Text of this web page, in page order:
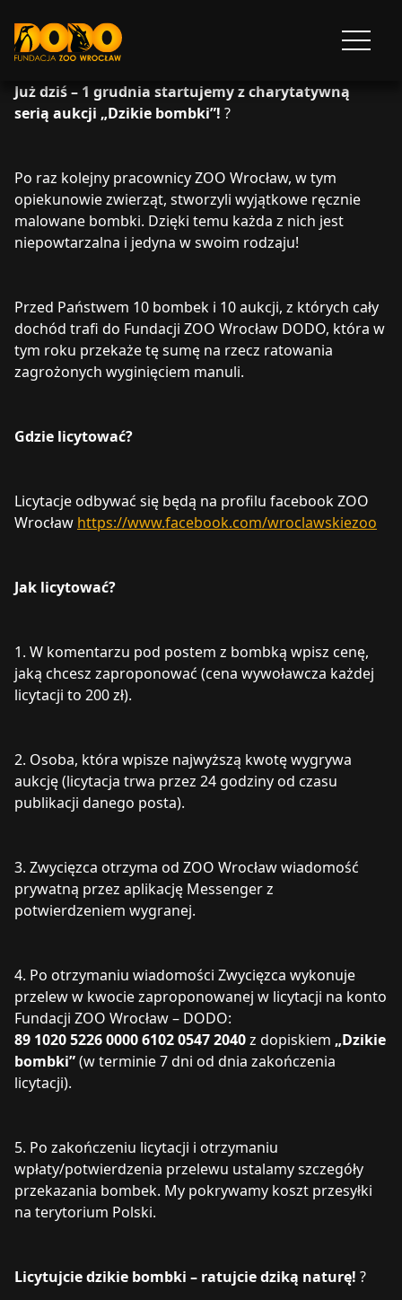
Otwórz
Już dziś – 1 grudnia startujemy z charytatywną
serią aukcji „Dzikie bombki”! ?
Po raz kolejny pracownicy ZOO Wrocław, w tym
opiekunowie zwierząt, stworzyli wyjątkowe ręcznie
malowane bombki. Dzięki temu każda z nich jest
niepowtarzalna i jedyna w swoim rodzaju!
Przed Państwem 10 bombek i 10 aukcji, z których cały
dochód trafi do Fundacji ZOO Wrocław DODO, która w
tym roku przekaże tę sumę na rzecz ratowania
zagrożonych wyginięciem manuli.
Gdzie licytować?
Licytacje odbywać się będą na profilu facebook ZOO
Wrocław https://www.facebook.com/wroclawskiezoo
Jak licytować?
1. W komentarzu pod postem z bombką wpisz cenę,
jaką chcesz zaproponować (cena wywoławcza każdej
licytacji to 200 zł).
2. Osoba, która wpisze najwyższą kwotę wygrywa
aukcję (licytacja trwa przez 24 godziny od czasu
publikacji danego posta).
3. Zwycięzca otrzyma od ZOO Wrocław wiadomość
prywatną przez aplikację Messenger z
potwierdzeniem wygranej.
4. Po otrzymaniu wiadomości Zwycięzca wykonuje
przelew w kwocie zaproponowanej w licytacji na konto
Fundacji ZOO Wrocław – DODO:
89 1020 5226 0000 6102 0547 2040z dopiskiem „Dzikie
bombki”(w terminie 7 dni od dnia zakończenia
licytacji).
5. Po zakończeniu licytacji i otrzymaniu
wpłaty/potwierdzenia przelewu ustalamy szczegóły
przekazania bombek. My pokrywamy koszt przesyłki
na terytorium Polski.
Licytujcie dzikie bombki – ratujcie dziką naturę! ?